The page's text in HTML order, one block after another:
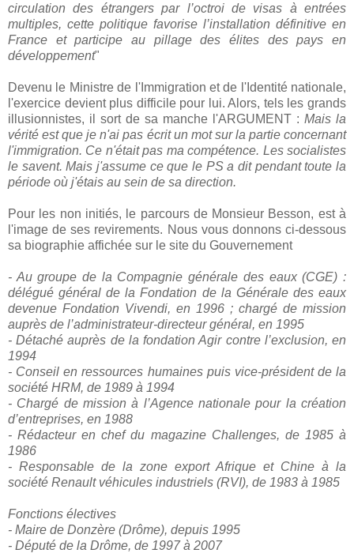
circulation des étrangers par l’octroi de visas à entrées
multiples, cette politique favorise l’installation définitive en
France et participe au pillage des élites des pays en
développement"
Devenu le Ministre de l'Immigration et de l'Identité nationale,
l'exercice devient plus difficile pour lui. Alors, tels les grands
illusionnistes, il sort de sa manche l'ARGUMENT : Mais la
vérité est que je n'ai pas écrit un mot sur la partie concernant
l'immigration. Ce n'était pas ma compétence. Les socialistes
le savent. Mais j'assume ce que le PS a dit pendant toute la
période où j'étais au sein de sa direction.
Pour les non initiés, le parcours de Monsieur Besson, est à
l'image de ses revirements. Nous vous donnons ci-dessous
sa biographie affichée sur le site du Gouvernement
- Au groupe de la Compagnie générale des eaux (CGE) :
délégué général de la Fondation de la Générale des eaux
devenue Fondation Vivendi, en 1996 ; chargé de mission
auprès de l’administrateur-directeur général, en 1995
- Détaché auprès de la fondation Agir contre l’exclusion, en
1994
- Conseil en ressources humaines puis vice-président de la
société HRM, de 1989 à 1994
- Chargé de mission à l’Agence nationale pour la création
d’entreprises, en 1988
- Rédacteur en chef du magazine Challenges, de 1985 à
1986
- Responsable de la zone export Afrique et Chine à la
société Renault véhicules industriels (RVI), de 1983 à 1985
Fonctions électives
- Maire de Donzère (Drôme), depuis 1995
- Député de la Drôme, de 1997 à 2007